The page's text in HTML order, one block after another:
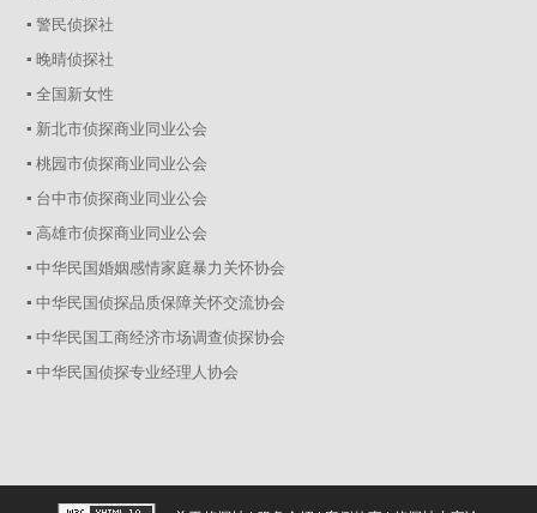
▪ 警民侦探社
▪ 晚晴侦探社
▪ 全国新女性
▪ 新北市侦探商业同业公会
▪ 桃园市侦探商业同业公会
▪ 台中市侦探商业同业公会
▪ 高雄市侦探商业同业公会
▪ 中华民国婚姻感情家庭暴力关怀协会
▪ 中华民国侦探品质保障关怀交流协会
▪ 中华民国工商经济市场调查侦探协会
▪ 中华民国侦探专业经理人协会